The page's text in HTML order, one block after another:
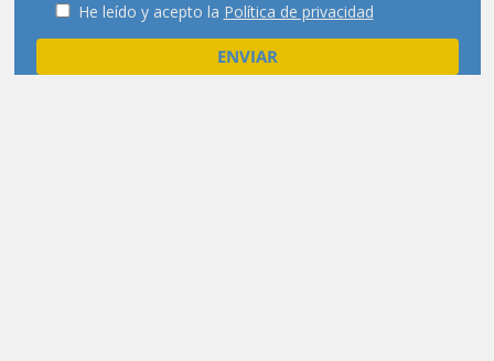
He leído y acepto la Política de privacidad